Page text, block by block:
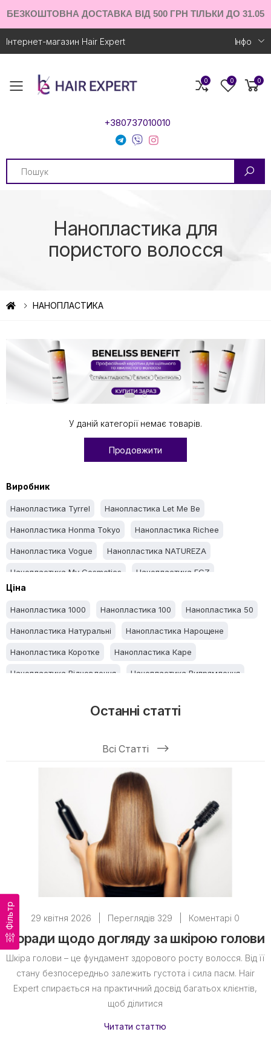
БЕЗКОШТОВНА ДОСТАВКА ВІД 500 ГРН ТІЛЬКИ ДО 31.05
Інтернет-магазин Hair Expert Iнфо
Toggle mobile menu
+380737010010
Search
0 0 0
Нанопластика для
пористого волосся
НАНОПЛАСТИКА
Фільтр
У даній категорії немає товарів.
Продовжити
Виробник
Нанопластика Tyrrel Нанопластика Let Me Be
Нанопластика Honma Tokyo Нанопластика Richee
Нанопластика Vogue Нанопластика NATUREZA
Нанопластика My Cosmetics Нанопластика FGZ
Ціна
Нанопластика 1000 Нанопластика 100 Нанопластика 50
Нанопластика Натуральні Нанопластика Нарощене
Нанопластика Коротке Нанопластика Каре
Нанопластика Відновлення Нанопластика Випрямлення
Нанопластика Пошкоджені Нанопластика Пористе
Нанопластика Знебарвлення Нанопластика Освітленого
Нанопластика Блондинкам
Останні статті
Всі Статті
29 квітня 2026 Переглядів 329 Коментарі 0
Поради щодо догляду за шкірою голови
Шкіра голови – це фундамент здорового росту волосся. Від її
стану безпосередньо залежить густота і сила пасм. Hair
Expert спирається на практичний досвід багатьох клієнтів,
щоб ділитися
Читати статтю